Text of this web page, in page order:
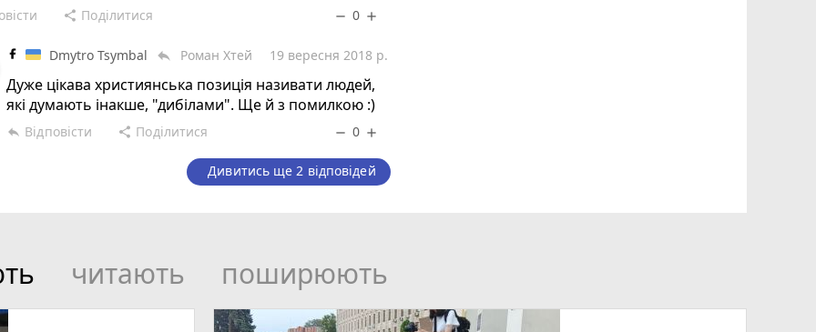
share Поділитися remove 0 add
Dmytro Tsymbal reply Роман Хтей 19 вересня 2018 р.
Дуже цікава християнська позиція називати людей,
які думають інакше, "дибілами". Ще й з помилкою :)
reply Відповісти share Поділитися remove 0 add
Дивитись ще 2 відповідей
читають поширюють